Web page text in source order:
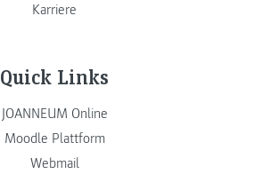
Karriere
Quick Links
JOANNEUM Online
Moodle Plattform
Webmail